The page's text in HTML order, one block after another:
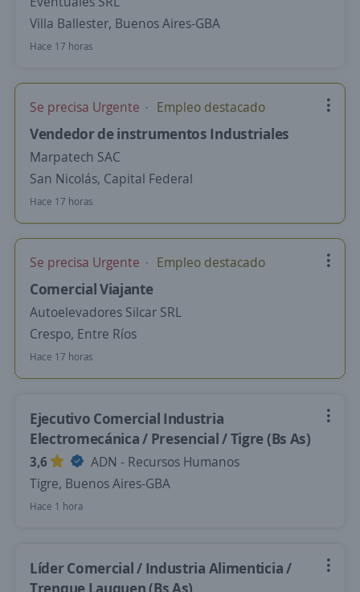
Villa Ballester, Buenos Aires-GBA
Hace 17 horas
Se precisa Urgente Empleo destacado
Vendedor de instrumentos Industriales
Marpatech SAC
San Nicolás, Capital Federal
Hace 17 horas
Se precisa Urgente Empleo destacado
Comercial Viajante
Autoelevadores Silcar SRL
Crespo, Entre Ríos
Hace 17 horas
Ejecutivo Comercial Industria
Electromecánica / Presencial / Tigre (Bs As)
3,6
ADN - Recursos Humanos
Tigre, Buenos Aires-GBA
Hace 1 hora
Líder Comercial / Industria Alimenticia /
Trenque Lauquen (Bs As)